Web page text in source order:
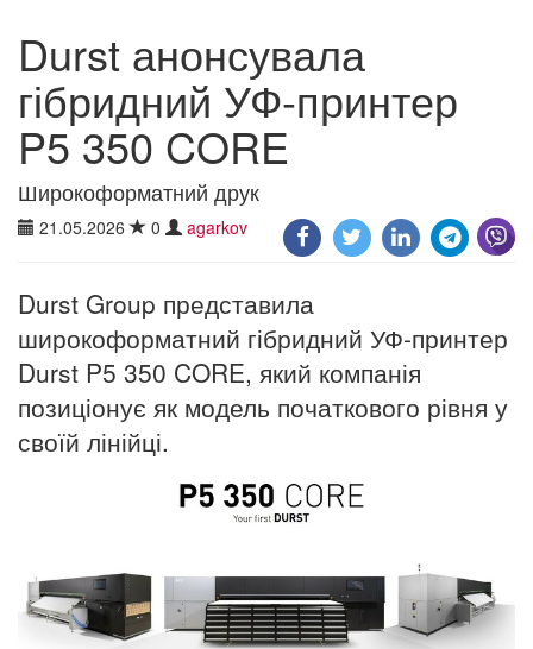
Durst анонсувала
гібридний УФ-принтер
P5 350 CORE
Широкоформатний друк
21.05.2026 0 agarkov
Durst Group представила
широкоформатний гібридний УФ-принтер
Durst P5 350 CORE, який компанія
позиціонує як модель початкового рівня у
своїй лінійці.